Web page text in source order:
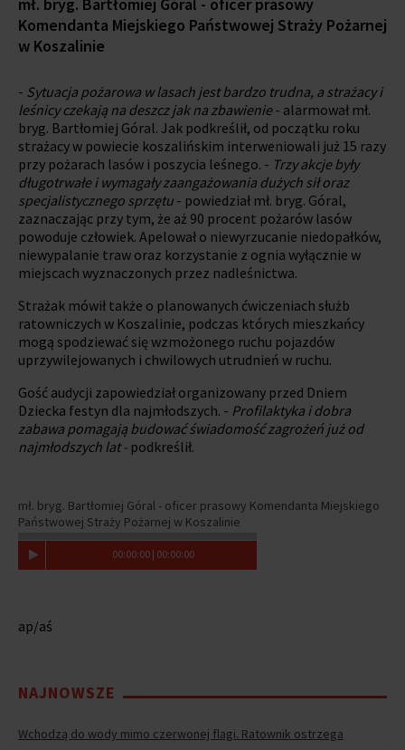
Komendanta Miejskiego Państwowej Straży Pożarnej
w Koszalinie
- Sytuacja pożarowa w lasach jest bardzo trudna, a strażacy i
leśnicy czekają na deszcz jak na zbawienie- alarmował mł.
bryg. Bartłomiej Góral. Jak podkreślił, od początku roku
strażacy w powiecie koszalińskim interweniowali już 15 razy
przy pożarach lasów i poszycia leśnego. - Trzy akcje były
długotrwałe i wymagały zaangażowania dużych sił oraz
specjalistycznego sprzętu - powiedział mł. bryg. Góral,
zaznaczając przy tym, że aż 90 procent pożarów lasów
powoduje człowiek. Apelował o niewyrzucanie niedopałków,
niewypalanie traw oraz korzystanie z ognia wyłącznie w
miejscach wyznaczonych przez nadleśnictwa.
Strażak mówił także o planowanych ćwiczeniach służb
ratowniczych w Koszalinie, podczas których mieszkańcy
mogą spodziewać się wzmożonego ruchu pojazdów
uprzywilejowanych i chwilowych utrudnień w ruchu.
Gość audycji zapowiedział organizowany przed Dniem
Dziecka festyn dla najmłodszych. - Profilaktyka i dobra
zabawa pomagają budować świadomość zagrożeń już od
najmłodszych lat - podkreślił.
mł. bryg. Bartłomiej Góral - oficer prasowy Komendanta Miejskiego
Państwowej Straży Pożarnej w Koszalinie
00:00:00 | 00:00:00
ap/aś
NAJNOWSZE
Wchodzą do wody mimo czerwonej flagi. Ratownik ostrzega